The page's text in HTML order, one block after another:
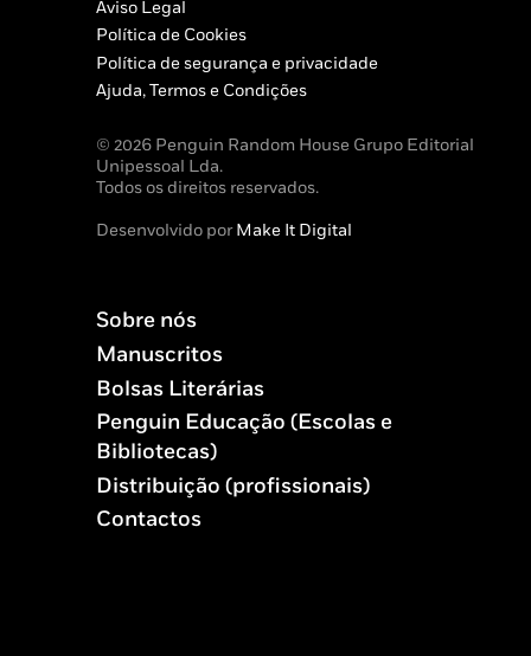
Aviso Legal
Política de Cookies
Política de segurança e privacidade
Ajuda, Termos e Condições
© 2026 Penguin Random House Grupo Editorial
Unipessoal Lda.
Todos os direitos reservados.
Desenvolvido porMake It Digital
Sobre nós
Manuscritos
Bolsas Literárias
Penguin Educação (Escolas e
Bibliotecas)
Distribuição (profissionais)
Contactos